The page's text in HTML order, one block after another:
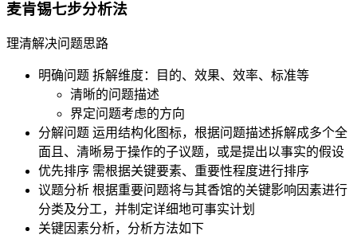
麦肯锡七步分析法
理清解决问题思路
明确问题 拆解维度：目的、效果、效率、标准等
清晰的问题描述
界定问题考虑的方向
分解问题 运用结构化图标，根据问题描述拆解成多个全
面且、清晰易于操作的子议题，或是提出以事实的假设
优先排序 需根据关键要素、重要性程度进行排序
议题分析 根据重要问题将与其香馆的关键影响因素进行
分类及分工，并制定详细地可事实计划
关键因素分析，分析方法如下